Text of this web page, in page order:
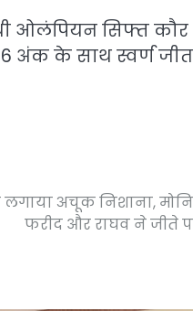
ओलंपियन सिफ्त कौर
अंक के साथ स्वर्ण
अचूक निशाना,
फरीद और राघव ने जीते